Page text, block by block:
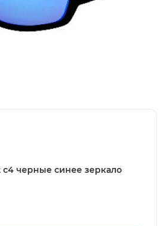
c4 черные синее зеркало